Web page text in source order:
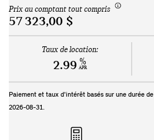
Prix au comptant tout compris
57 323,00 $
Taux de location:
2.99 %
APR
Paiement et taux d'intérêt basés sur une durée de
2026-08-31.